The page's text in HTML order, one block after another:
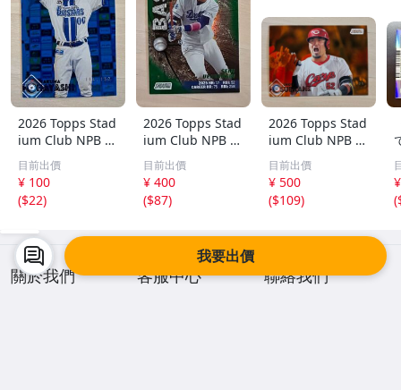
我要出價
2026 Topps Stad
ium Club NPB 林
琢真 横浜DeNAベ
イスターズ 150枚
限定 シリアルカ
ード
目前出價
¥ 100
($22)
2026 Topps Stad
ium Club NPB 上
林誠知 BASH 99
シリ パラレルカ
ード 中日ドラゴ
ンズ
目前出價
¥ 400
($87)
2026 Topps Stad
ium Club NPB 広
島東洋カープ 末
包昇大 25枚限定
パラレル
目前出價
¥ 500
($109)
(
關於我們 客服中心 聯絡我們